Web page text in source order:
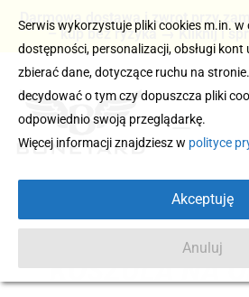
Darmowa dostawa i zwrot przy
– kup bez ryzyka → Kliknij i
KOSZULA NA
Serwis wykorzystuje pliki cookies m.in. w
dostępności, personalizacji, obsługi
zbierać dane, dotyczące ruchu na
decydować o tym czy dopuszcza pliki
odpowiednio swoją przeglądarkę.
Więcej informacji znajdziesz w polityce
Akceptuję
Anuluj